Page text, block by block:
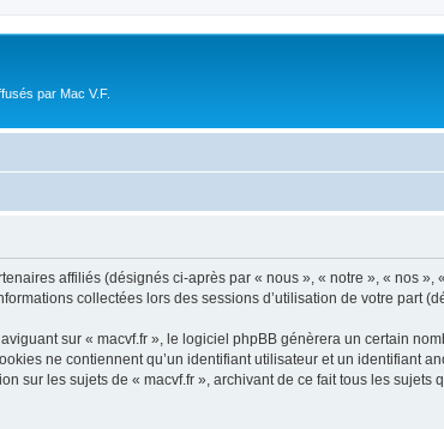
par Mac V.F.
affiliés (désignés ci-après par « nous », « notre », « nos »,
collectées lors des sessions d’utilisation de votre part
sur « macvf.fr », le logiciel phpBB génèrera un certain
ne contiennent qu’un identifiant utilisateur et un identifiant
sur les sujets de « macvf.fr », archivant de ce fait tous les sujets